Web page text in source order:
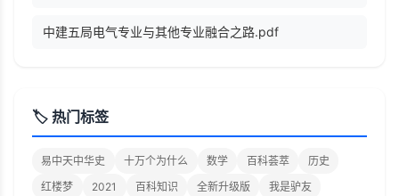
中建五局电气专业与其他专业融合之路.pdf
🏷️ 热门标签
易中天中华史 十万个为什么 数学 百科荟萃
历史
红楼梦
2021 百科知识 全新升级版
我是驴友